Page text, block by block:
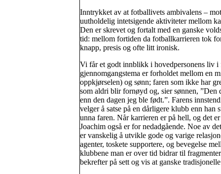
Inntrykket av at fotballivets ambivalens –
uutholdelig intetsigende aktiviteter mellom
Den er skrevet og fortalt med en ganske
tid: mellom fortiden da fotballkarrieren tok
knapp, presis og ofte litt ironisk.
Vi får et godt innblikk i hovedpersonens liv
gjennomgangstema er forholdet mellom en
oppkjørselen) og sønn; faren som ikke har
som aldri blir fornøyd og, sier sønnen, ”Den
enn den dagen jeg ble født.”. Farens
velger å satse på en dårligere klubb enn han
unna faren. Når karrieren er på hell, og det
Joachim også er for nedadgående. Noe av
er vanskelig å utvikle gode og varige
agenter, toskete supportere, og bevegelse
klubbene man er over tid bidrar til
bekrefter på sett og vis at ganske